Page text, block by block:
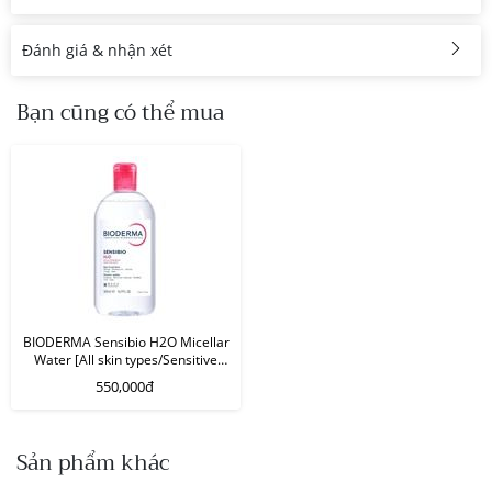
Đánh giá & nhận xét
Bạn cũng có thể mua
BIODERMA Sensibio H2O Micellar
Water [All skin types/Sensitive
skin] - Nước tẩy trang cho da nhạy
cảm/ mọi loại da (500ml)
550,000đ
Sản phẩm khác